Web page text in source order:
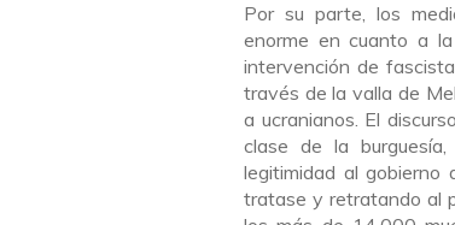
Por su parte, los
enorme en cuanto a
intervención de
través de la valla de
a ucranianos. El
clase de la
legitimidad al gobierno
tratase y retratando al